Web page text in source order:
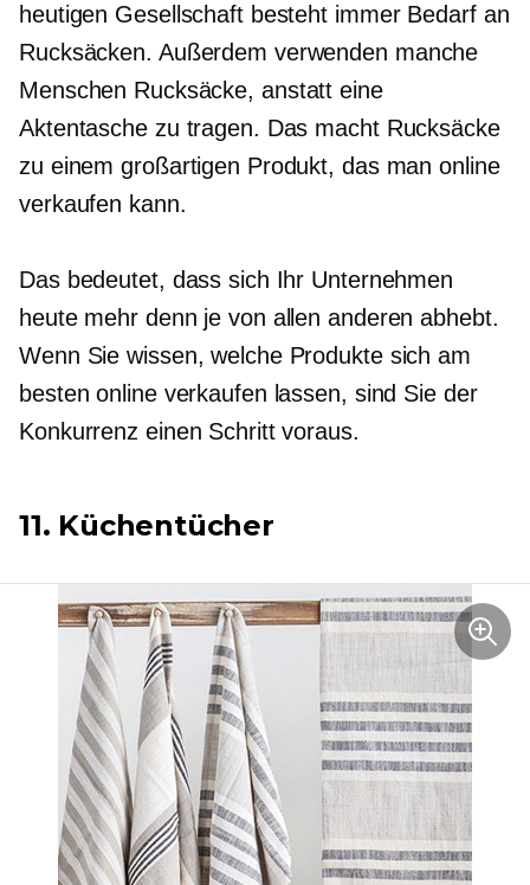
heutigen Gesellschaft besteht immer Bedarf an
Rucksäcken. Außerdem verwenden manche
Menschen Rucksäcke, anstatt eine
Aktentasche zu tragen. Das macht Rucksäcke
zu einem großartigen Produkt, das man online
verkaufen kann.
Das bedeutet, dass sich Ihr Unternehmen
heute mehr denn je von allen anderen abhebt.
Wenn Sie wissen, welche Produkte sich am
besten online verkaufen lassen, sind Sie der
Konkurrenz einen Schritt voraus.
11. Küchentücher